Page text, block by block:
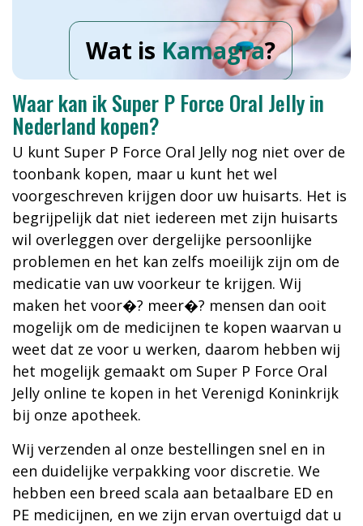
Wat is Kamagra?
Waar kan ik Super P Force Oral Jelly in
Nederland kopen?
U kunt Super P Force Oral Jelly nog niet over de
toonbank kopen, maar u kunt het wel
voorgeschreven krijgen door uw huisarts. Het is
begrijpelijk dat niet iedereen met zijn huisarts
wil overleggen over dergelijke persoonlijke
problemen en het kan zelfs moeilijk zijn om de
medicatie van uw voorkeur te krijgen. Wij
maken het voor�? meer�? mensen dan ooit
mogelijk om de medicijnen te kopen waarvan u
weet dat ze voor u werken, daarom hebben wij
het mogelijk gemaakt om Super P Force Oral
Jelly online te kopen in het Verenigd Koninkrijk
bij onze apotheek.
Wij verzenden al onze bestellingen snel en in
een duidelijke verpakking voor discretie. We
hebben een breed scala aan betaalbare ED en
PE medicijnen, en we zijn ervan overtuigd dat u